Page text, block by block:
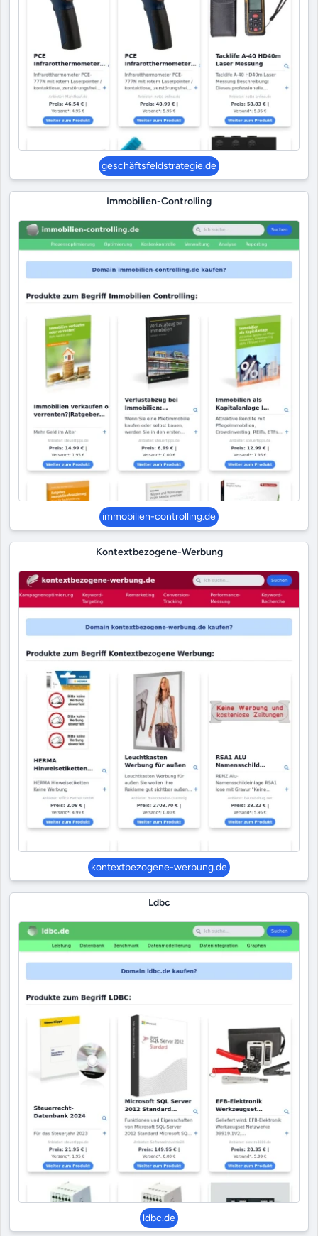
geschäftsfeldstrategie.de
Immobilien-Controlling
immobilien-controlling.de
Kontextbezogene-Werbung
kontextbezogene-werbung.de
Ldbc
ldbc.de